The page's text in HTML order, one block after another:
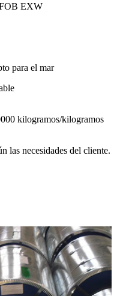
EXW
para el mar
kilogramos/kilogramos
las necesidades del cliente.